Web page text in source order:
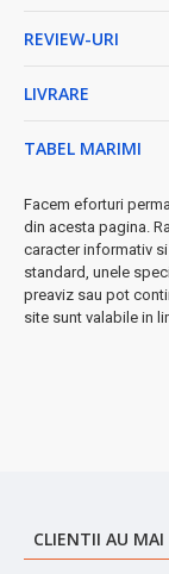
• Indicator
• Design
➤ IMPORTANT:Din
returnat.
★ Perfect pentru:
nopți reci sau ca și
REVIEW-URI
LIVRARE
TABEL MARIMI
Facem eforturi
din acesta pagina.
caracter informativ
standard, unele
preaviz sau pot
site sunt valabile in
CLIENTII AU MAI